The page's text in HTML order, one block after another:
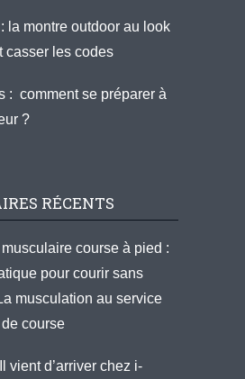
la montre outdoor au look
casser les codes
: comment se préparer à
?
RÉCENTS
course à pied :
pour courir sans
musculation au service
course
Il vient d’arriver chez i-